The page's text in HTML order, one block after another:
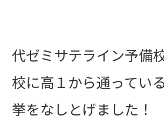
代ゼミサテライン予備
校に高１から通ってい
挙をなしとげました！